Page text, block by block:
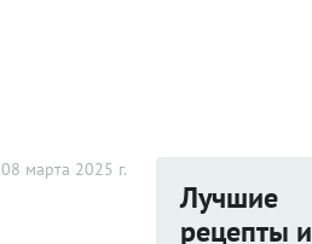
08 марта 2025 г.
Лучшие
рецепты и